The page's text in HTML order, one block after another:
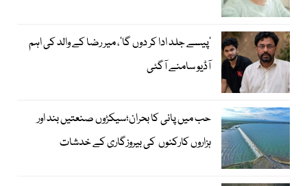
’پیسے جلد ادا کر دوں گا‘، میر رضا کے والد کی اہم
آڈیو سامنے آگئی
حب میں پانی کا بحران؛سیکڑوں صنعتیں بند اور
ہزاروں کارکنوں کی بیروزگاری کے خدشات